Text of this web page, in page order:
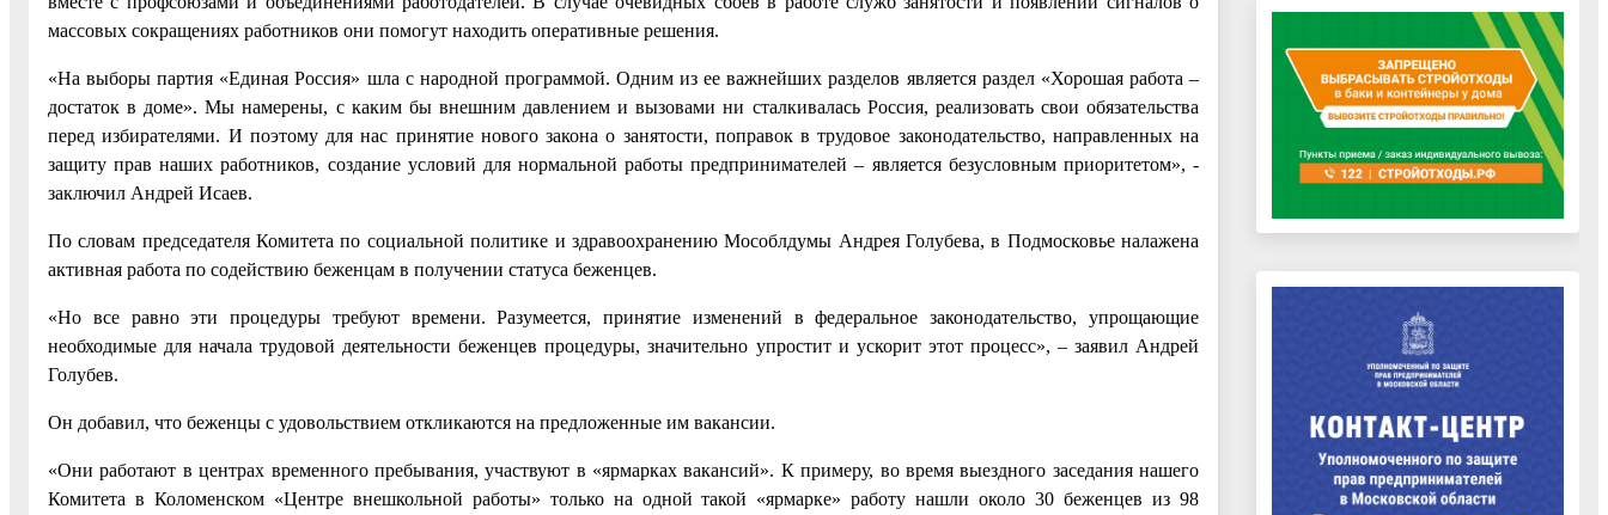
массовых сокращениях работников они помогут находить оперативные решения.
«На выборы партия «Единая Россия» шла с народной программой. Одним из ее важнейших разделов является раздел «Хорошая работа –
достаток в доме». Мы намерены, с каким бы внешним давлением и вызовами ни сталкивалась Россия, реализовать свои обязательства
перед избирателями. И поэтому для нас принятие нового закона о занятости, поправок в трудовое законодательство, направленных на
защиту прав наших работников, создание условий для нормальной работы предпринимателей – является безусловным приоритетом», -
заключил Андрей Исаев.
По словам председателя Комитета по социальной политике и здравоохранению Мособлдумы Андрея Голубева, в Подмосковье налажена
активная работа по содействию беженцам в получении статуса беженцев.
«Но все равно эти процедуры требуют времени. Разумеется, принятие изменений в федеральное законодательство, упрощающие
необходимые для начала трудовой деятельности беженцев процедуры, значительно упростит и ускорит этот процесс», – заявил Андрей
Голубев.
Он добавил, что беженцы с удовольствием откликаются на предложенные им вакансии.
«Они работают в центрах временного пребывания, участвуют в «ярмарках вакансий». К примеру, во время выездного заседания нашего
Комитета в Коломенском «Центре внешкольной работы» только на одной такой «ярмарке» работу нашли около 30 беженцев из 98